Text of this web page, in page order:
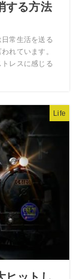
する方法
常生活を送る
れています。
トレスに感じる
Life